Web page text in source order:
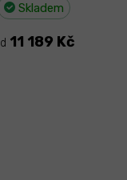
Skladem
11 189 Kč